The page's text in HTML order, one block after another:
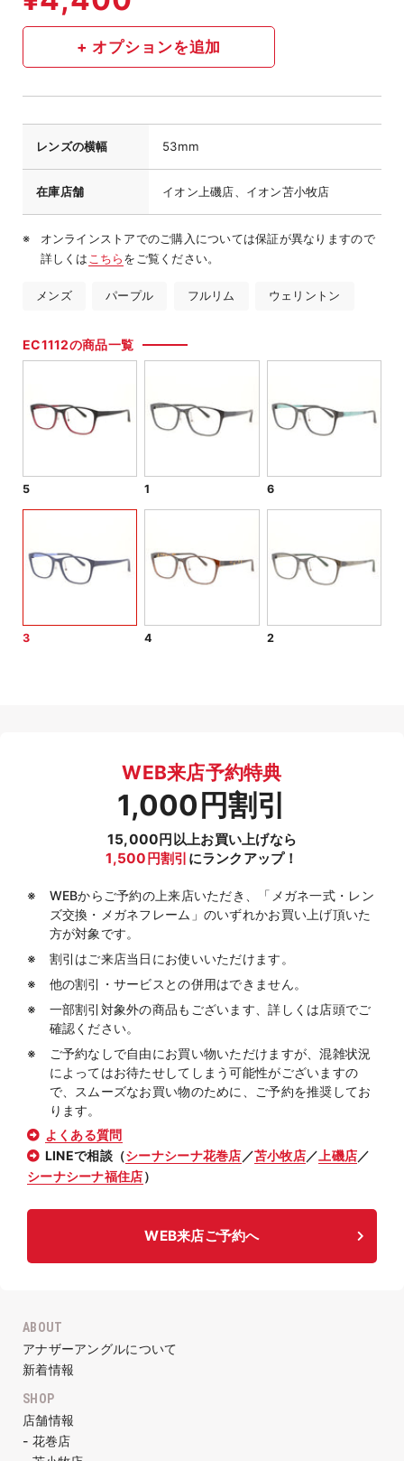
レンズの横幅 53mm
在庫店舗 イオン上磯店、イオン苫小牧店
オンラインストアでのご購入については保証が異なりますので
詳しくは こちらをご覧ください。
メンズ パープル フルリム ウェリントン
EC1112の商品一覧
5 1 6
3 4 2
WEB来店予約特典
1,000円割引
15,000円以上お買い上げなら
1,500円割引 にランクアップ！
WEBからご予約の上来店いただき、「メガネ一式・レン
ズ交換・メガネフレーム」のいずれかお買い上げ頂いた
方が対象です。
割引はご来店当日にお使いいただけます。
他の割引・サービスとの併用はできません。
一部割引対象外の商品もございます、詳しくは店頭でご
確認ください。
ご予約なしで自由にお買い物いただけますが、混雑状況
によってはお待たせしてしまう可能性がございますの
で、スムーズなお買い物のために、ご予約を推奨してお
ります。
よくある質問
LINEで相談（シーナシーナ花巻店／苫小牧店／上磯店／
シーナシーナ福住店）
WEB来店ご予約へ
ABOUT
アナザーアングルについて
新着情報
SHOP
店舗情報
- 花巻店